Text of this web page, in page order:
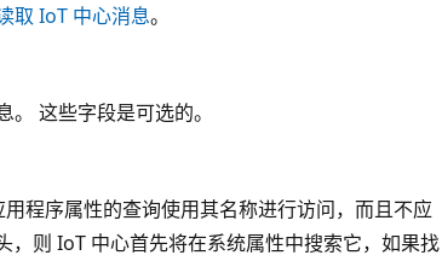
取 IoT 中心消息。
这些字段是可选的。
程序属性的查询使用其名称进行访问，而且不应
，则 IoT 中心首先将在系统属性中搜索它，如果找